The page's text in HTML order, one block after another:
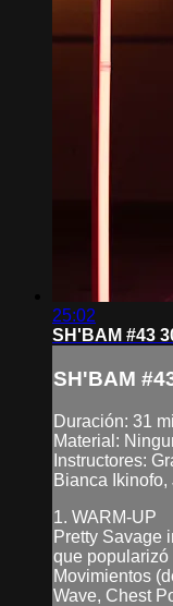
25:02
SH'BAM #43
SH'BAM
Duración: 31
Material:
Instructores:
Bianca Ikinofo,
1. WARM-UP
Pretty Savage
que
Movimientos
Wave, Chest